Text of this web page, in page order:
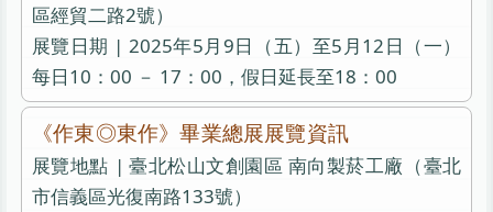
區經貿二路2號）
展覽日期 | 2025年5月9日（五）至5月12日（一）
每日10：00 － 17：00，假日延長至18：00
《作東◎東作》畢業總展展覽資訊
展覽地點 | 臺北松山文創園區 南向製菸工廠（臺北
市信義區光復南路133號）